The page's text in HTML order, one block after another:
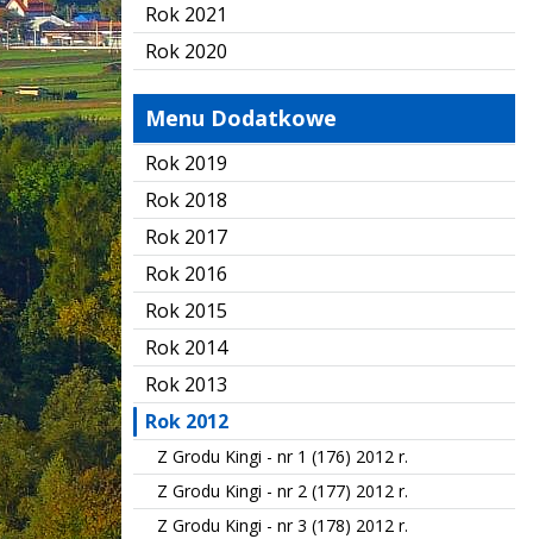
Rok 2021
Rok 2020
Menu Dodatkowe
Rok 2019
Rok 2018
Rok 2017
Rok 2016
Rok 2015
Rok 2014
Rok 2013
Rok 2012
Z Grodu Kingi - nr 1 (176) 2012 r.
Z Grodu Kingi - nr 2 (177) 2012 r.
Z Grodu Kingi - nr 3 (178) 2012 r.